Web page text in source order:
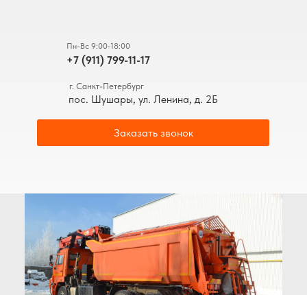
+7 (911) 799-11-17
Пн-Вс 9:00-18:00
Заказать звонок
пос. Шушары, ул. Ленина, д. 2Б
г. Санкт-Петербург